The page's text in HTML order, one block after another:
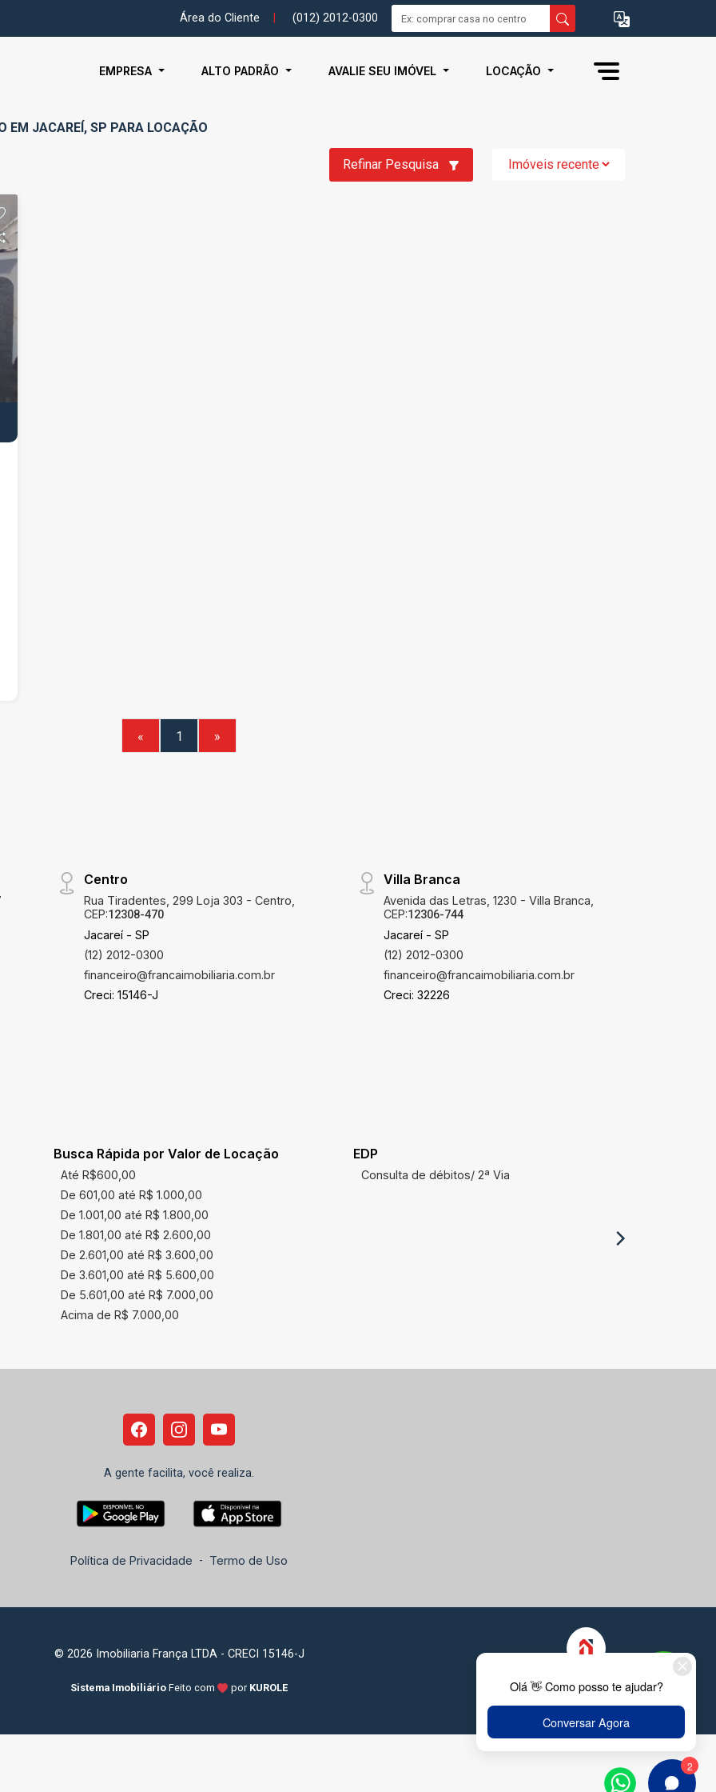
Área do Cliente (012) 2012-0300
EMPRESA ALTO PADRÃO AVALIE SEU IMÓVEL LOCAÇÃO
EM JACAREÍ, SP PARA LOCAÇÃO
Refinar Pesquisa
« 1 »
Centro
Rua Tiradentes, 299 Loja 303 - Centro,
CEP:12308-470
Jacareí - SP
(12) 2012-0300
financeiro@francaimobiliaria.com.br
Creci: 15146-J
Villa Branca
Avenida das Letras, 1230 - Villa Branca,
CEP:12306-744
Jacareí - SP
(12) 2012-0300
financeiro@francaimobiliaria.com.br
Creci: 32226
Busca Rápida por Valor de Locação
Até R$600,00
De 601,00 até R$ 1.000,00
De 1.001,00 até R$ 1.800,00
De 1.801,00 até R$ 2.600,00
De 2.601,00 até R$ 3.600,00
De 3.601,00 até R$ 5.600,00
De 5.601,00 até R$ 7.000,00
Acima de R$ 7.000,00
EDP
Consulta de débitos/ 2ª Via
A gente facilita, você realiza.
Política de Privacidade - Termo de Uso
© 2026 Imobiliaria França LTDA - CRECI 15146-J
Sistema Imobiliário Feito com por KUROLE